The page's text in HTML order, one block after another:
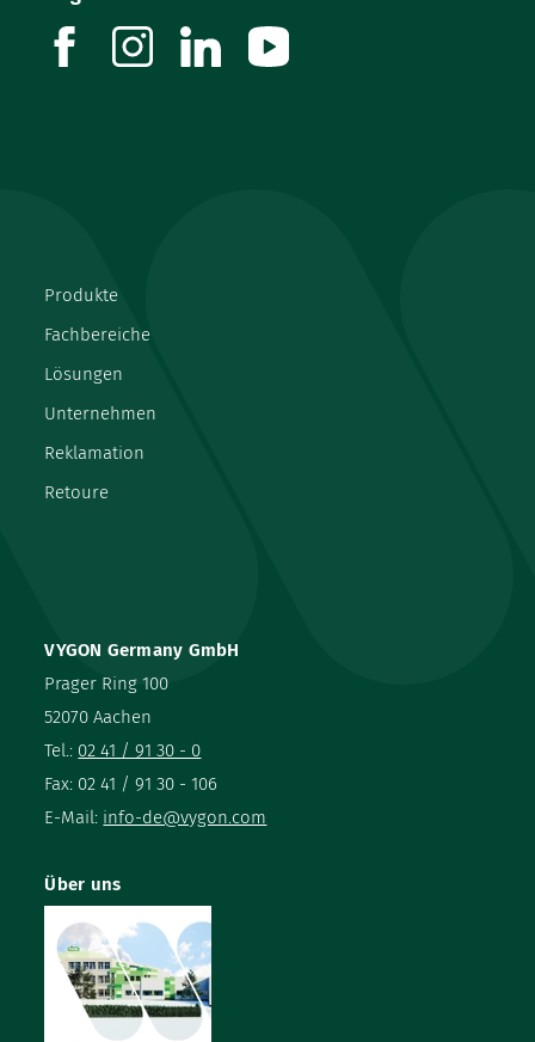
VYGON Germany GmbH
Prager Ring 100
52070 Aachen
Tel.: 02 41 / 91 30 - 0
Fax: 02 41 / 91 30 - 106
E-Mail: info-de@vygon.com
Produkte
Fachbereiche
Lösungen
Unternehmen
Reklamation
Retoure
Über uns